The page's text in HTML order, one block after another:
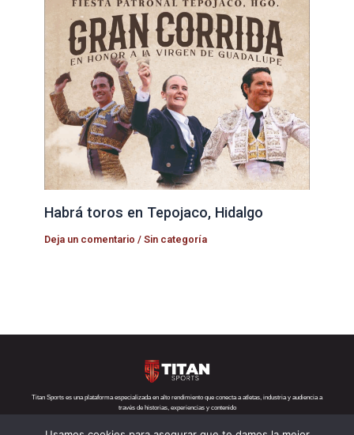
Habrá toros en Tepojaco, Hidalgo
Deja un comentario /Sin categoría
Titan Sports es una plataforma especializada en alto rendimiento que conecta a atletas, industria y audiencia a
través de historias, experiencias y contenido